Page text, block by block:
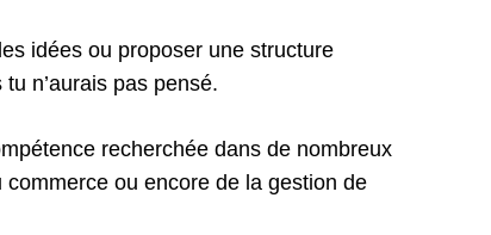
idées ou proposer une structure
n’aurais pas pensé.
recherchée dans de nombreux
ou encore de la gestion de